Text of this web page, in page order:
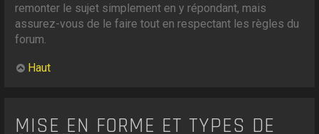
remonter le sujet simplement en y répondant, mais
assurez-vous de le faire tout en respectant les règles du
forum.
Haut
MISE EN FORME ET TYPES DE